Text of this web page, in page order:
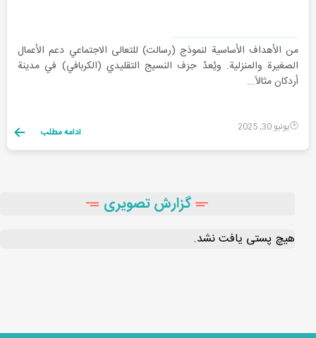
من الأهداف الأساسية لنموذج (رسالت) للتعالی الاجتماعي دعم الأعمال
الصغيرة والمنزلية. ويُعدّ حِرَف النسيج التقليدي (الكربافي) في مدينة
أردكان مثالاً...
يونيو 30, 2025 ادامه مطلب
گزارش تصویری
هیچ پستی یافت نشد.